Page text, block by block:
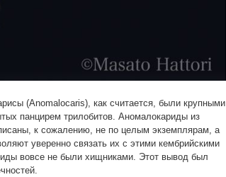
(Anomalocaris), как считается, были крупными
панцирем трилобитов. Аномалокариды из
к сожалению, не по целым экземплярам, а
уверенно связать их с этими кембрийскими
вовсе не были хищниками. Этот вывод был